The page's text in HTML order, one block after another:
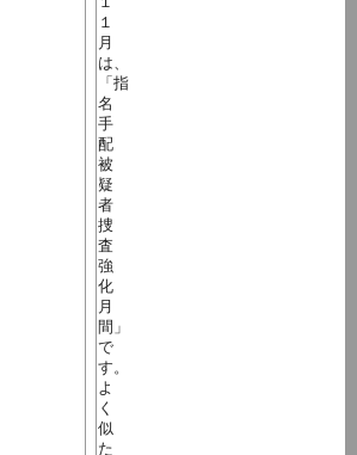
１
月
は、
「指
名
手
配
被
疑
者
捜
査
強
化
月
間」
で
す。
よ
く
似
た